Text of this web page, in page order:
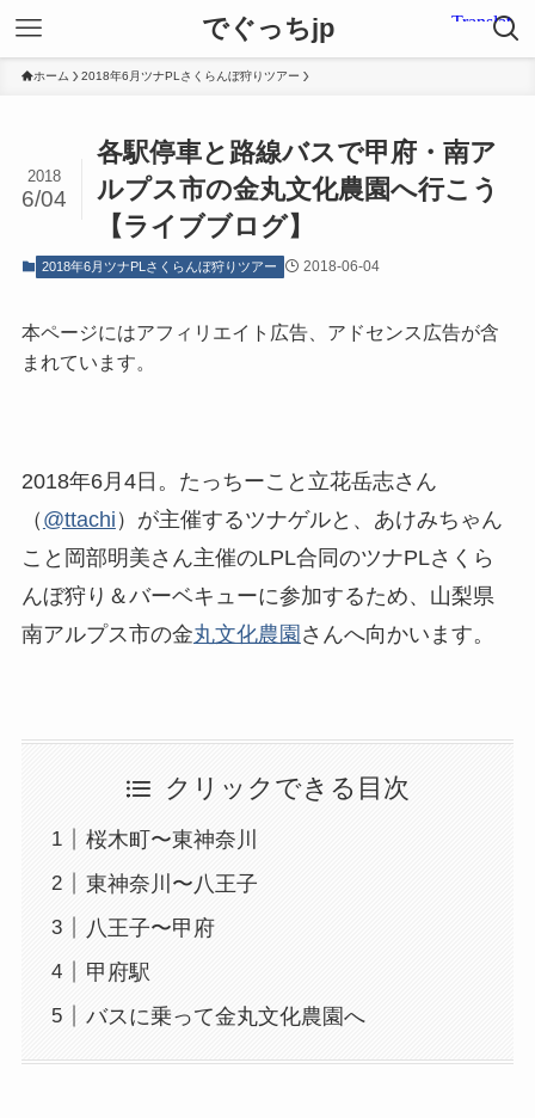
でぐっちjp
ホーム 2018年6月ツナPLさくらんぼ狩りツアー
各駅停車と路線バスで甲府・南ア
ルプス市の金丸文化農園へ行こう
【ライブブログ】
2018
6/04
2018年6月ツナPLさくらんぼ狩りツアー 2018-06-04
本ページにはアフィリエイト広告、アドセンス広告が含
まれています。
2018年6月4日。たっちーこと立花岳志さん
（ @ttachi ）が主催するツナゲルと、あけみちゃん
こと岡部明美さん主催のLPL合同のツナPLさくら
んぼ狩り＆バーベキューに参加するため、山梨県
南アルプス市の金丸文化農園 さんへ向かいます。
クリックできる目次
桜木町〜東神奈川
東神奈川〜八王子
八王子〜甲府
甲府駅
バスに乗って金丸文化農園へ